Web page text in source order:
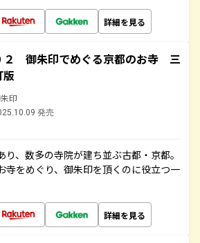
詳細を見る
２ 御朱印でめぐる京都のお寺 三
版
印
発売
、数多の寺院が建ち並ぶ古都・京都。
寺をめぐり、御朱印を頂くのに役立つ一
詳細を見る